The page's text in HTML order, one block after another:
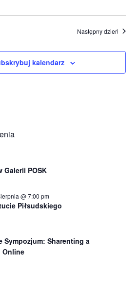
Następny dzień
kalendarz
Galerii POSK
@ 7:00 pm
Piłsudskiego
Sympozjum: Sharenting a
Online